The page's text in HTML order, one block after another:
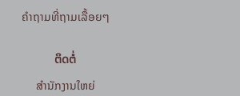
ຄໍາຖາມທີ່ຖາມເລື້ອຍໆ
ຕິດຕໍ່
ສໍານັກງານໃຫຍ່